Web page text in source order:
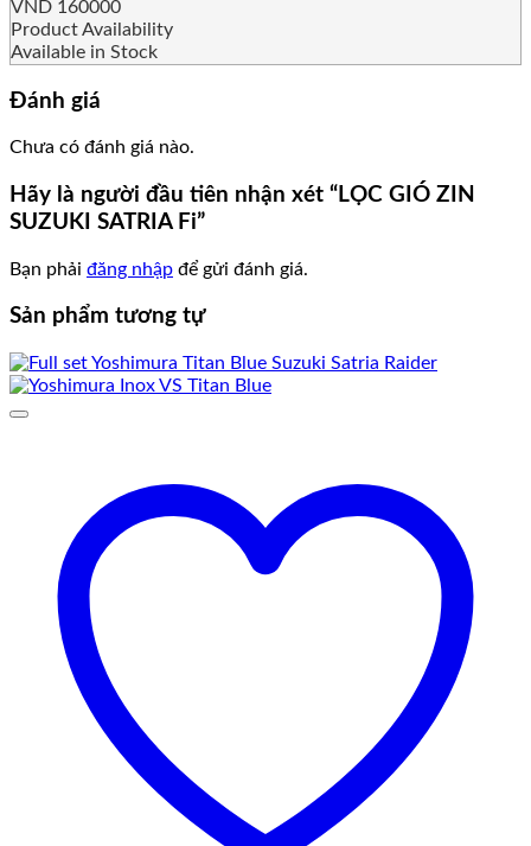
VND 160000
Product Availability
Available in Stock
Đánh giá
Chưa có đánh giá nào.
Hãy là người đầu tiên nhận xét “LỌC GIÓ ZIN
SUZUKI SATRIA Fi”
Bạn phải đăng nhập để gửi đánh giá.
Sản phẩm tương tự